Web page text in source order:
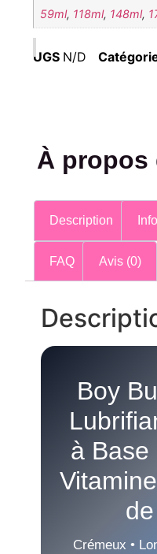
59ml, 118ml, 148ml,
UGS N/D
À propos
Description
FAQ Avis (0)
Boy
à Base
Crémeux •